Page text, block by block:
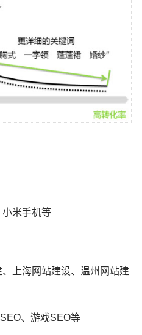
小米手机等
上海网站建设、温州网站建
、游戏SEO等